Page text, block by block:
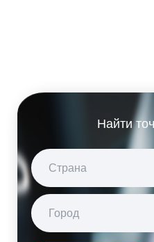
Найти
Страна
Город